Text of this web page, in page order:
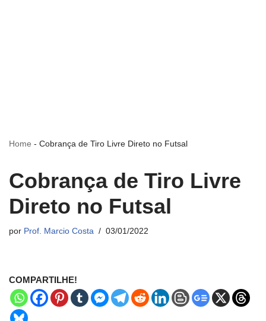
Home - Cobrança de Tiro Livre Direto no Futsal
Cobrança de Tiro Livre
Direto no Futsal
por Prof. Marcio Costa 03/01/2022
COMPARTILHE!